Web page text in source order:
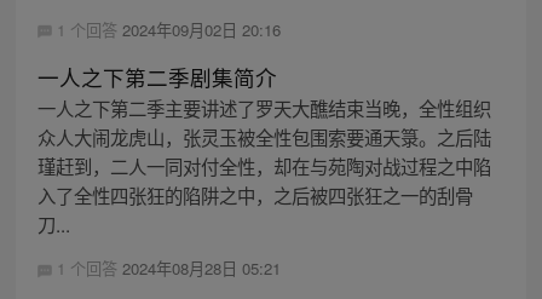
1 个回答 2024年09月02日 20:16
一人之下第二季剧集简介
一人之下第二季主要讲述了罗天大醮结束当晚，全性组织
众人大闹龙虎山，张灵玉被全性包围索要通天箓。之后陆
瑾赶到，二人一同对付全性，却在与苑陶对战过程之中陷
入了全性四张狂的陷阱之中，之后被四张狂之一的刮骨
刀...
1 个回答 2024年08月28日 05:21